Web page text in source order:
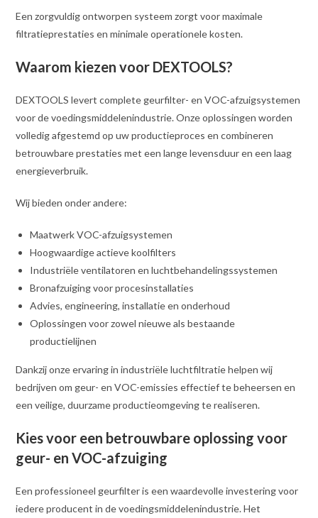
Een zorgvuldig ontworpen systeem zorgt voor maximale
filtratieprestaties en minimale operationele kosten.
Waarom kiezen voor DEXTOOLS?
DEXTOOLS levert complete geurfilter- en VOC-afzuigsystemen
voor de voedingsmiddelenindustrie. Onze oplossingen worden
volledig afgestemd op uw productieproces en combineren
betrouwbare prestaties met een lange levensduur en een laag
energieverbruik.
Wij bieden onder andere:
Maatwerk VOC-afzuigsystemen
Hoogwaardige actieve koolfilters
Industriële ventilatoren en luchtbehandelingssystemen
Bronafzuiging voor procesinstallaties
Advies, engineering, installatie en onderhoud
Oplossingen voor zowel nieuwe als bestaande
productielijnen
Dankzij onze ervaring in industriële luchtfiltratie helpen wij
bedrijven om geur- en VOC-emissies effectief te beheersen en
een veilige, duurzame productieomgeving te realiseren.
Kies voor een betrouwbare oplossing voor
geur- en VOC-afzuiging
Een professioneel geurfilter is een waardevolle investering voor
iedere producent in de voedingsmiddelenindustrie. Het